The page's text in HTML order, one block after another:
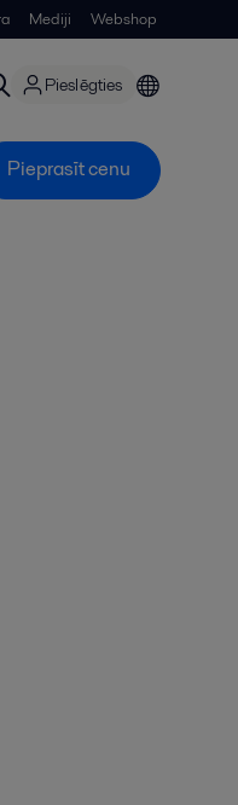
Mediji Webshop
Pieslēgties
Pieprasīt cenu